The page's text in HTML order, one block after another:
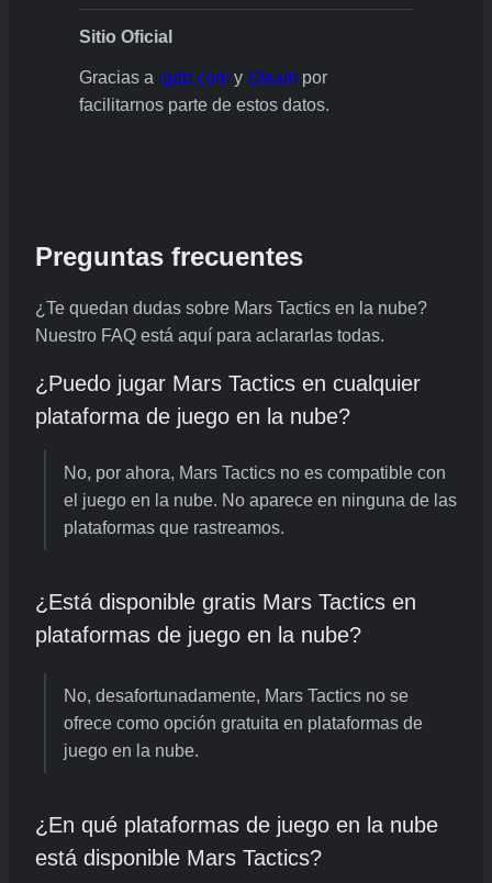
Sitio Oficial
Gracias a igdb.com y Steam por
facilitarnos parte de estos datos.
Preguntas frecuentes
¿Te quedan dudas sobre Mars Tactics en la nube?
Nuestro FAQ está aquí para aclararlas todas.
¿Puedo jugar Mars Tactics en cualquier
plataforma de juego en la nube?
No, por ahora, Mars Tactics no es compatible con
el juego en la nube. No aparece en ninguna de las
plataformas que rastreamos.
¿Está disponible gratis Mars Tactics en
plataformas de juego en la nube?
No, desafortunadamente, Mars Tactics no se
ofrece como opción gratuita en plataformas de
juego en la nube.
¿En qué plataformas de juego en la nube
está disponible Mars Tactics?